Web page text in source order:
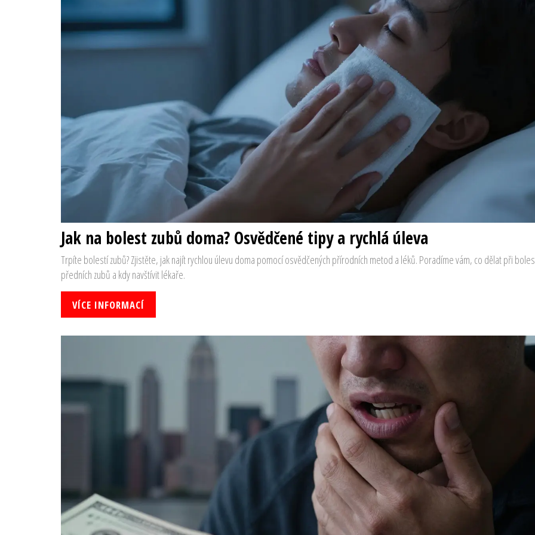
Jak na bolest zubů doma? Osvědčené tipy a rychlá úleva
Trpíte bolestí zubů? Zjistěte, jak najít rychlou úlevu doma pomocí osvědčených přírodních metod a léků. Poradíme vám, co dělat při
předních zubů a kdy navštívit lékaře.
VÍCE INFORMACÍ